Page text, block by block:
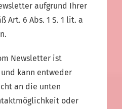
aufgrund Ihrer
Art. 6 Abs. 1 S. 1 lit. a
Newsletter ist
kann entweder
an die unten
oder